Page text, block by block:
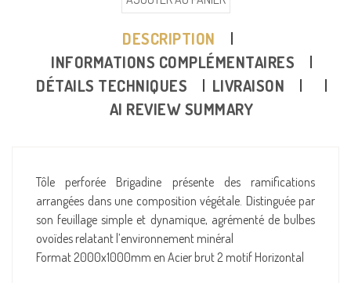
DESCRIPTION
INFORMATIONS COMPLÉMENTAIRES
DÉTAILS TECHNIQUES
LIVRAISON
AI REVIEW SUMMARY
Tôle perforée Brigadine présente des ramifications
arrangées dans une composition végétale. Distinguée par
son feuillage simple et dynamique, agrémenté de bulbes
ovoïdes relatant l’environnement minéral
Format 2000x1000mm en Acier brut 2 motif Horizontal